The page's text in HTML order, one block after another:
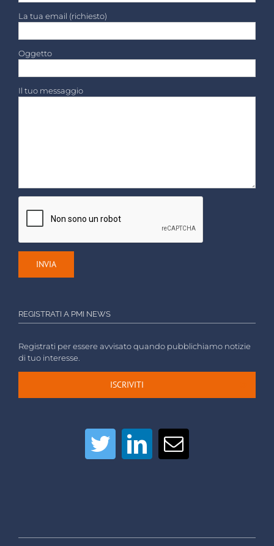
La tua email (richiesto)
Oggetto
Il tuo messaggio
REGISTRATI A PMI NEWS
Registrati per essere avvisato quando pubblichiamo notizie
di tuo interesse.
ISCRIVITI